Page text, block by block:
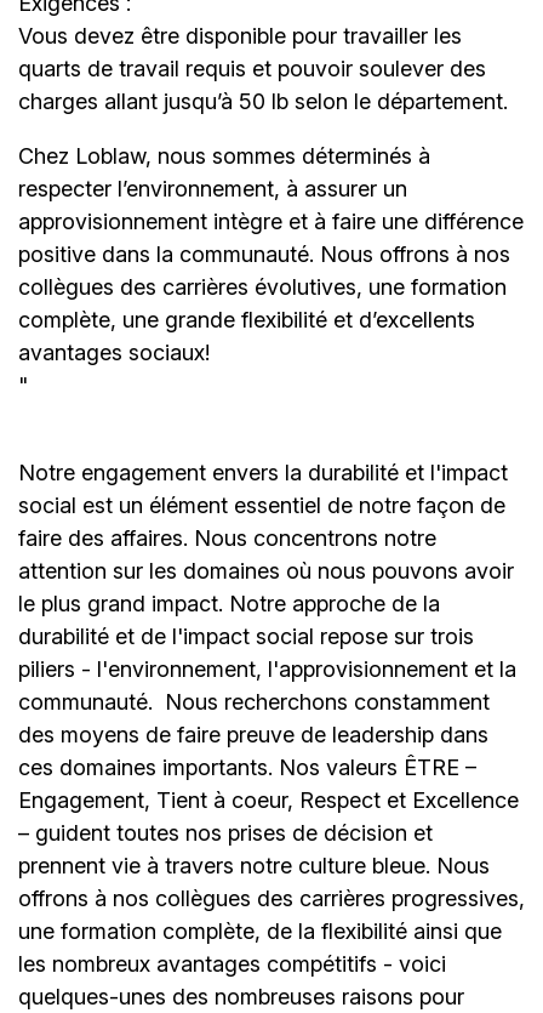
Vous devez être disponible pour travailler les
quarts de travail requis et pouvoir soulever des
charges allant jusqu’à 50 lb selon le département.
Chez Loblaw, nous sommes déterminés à
respecter l’environnement, à assurer un
approvisionnement intègre et à faire une différence
positive dans la communauté. Nous offrons à nos
collègues des carrières évolutives, une formation
complète, une grande flexibilité et d’excellents
avantages sociaux!
"
Notre engagement envers la durabilité et l'impact
social est un élément essentiel de notre façon de
faire des affaires. Nous concentrons notre
attention sur les domaines où nous pouvons avoir
le plus grand impact. Notre approche de la
durabilité et de l'impact social repose sur trois
piliers - l'environnement, l'approvisionnement et la
communauté.
Nous recherchons constamment
des moyens de faire preuve de leadership dans
ces domaines importants. Nos valeurs ÊTRE –
Engagement, Tient à coeur, Respect et Excellence
– guident toutes nos prises de décision et
prennent vie à travers notre culture bleue. Nous
offrons à nos collègues des carrières progressives,
une formation complète, de la flexibilité ainsi que
les nombreux avantages compétitifs - voici
quelques-unes des nombreuses raisons pour